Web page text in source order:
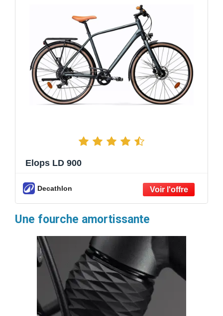
Elops LD 900
Decathlon
Une fourche amortissante